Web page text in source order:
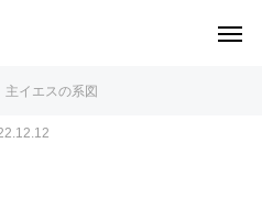
主イエスの系図